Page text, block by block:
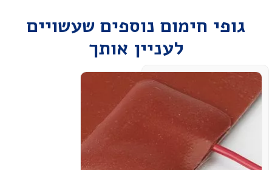
גופי חימום נוספים שעשויים
לעניין אותך